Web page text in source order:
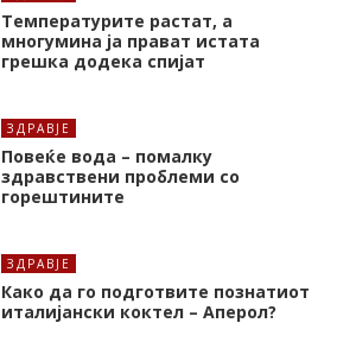
Температурите растат, а
многумина ја прават истата
грешка додека спијат
ЗДРАВЈЕ
Повеќе вода – помалку
здравствени проблеми со
горештините
ЗДРАВЈЕ
Како да го подготвите познатиот
италијански коктел – Аперол?